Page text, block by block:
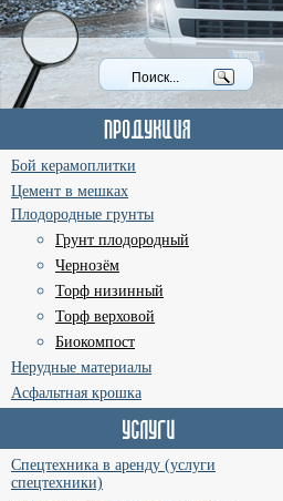
Бой керамоплитки
Цемент в мешках
Плодородные грунты
Грунт плодородный
Чернозём
Торф низинный
Торф верховой
Биокомпост
Нерудные материалы
Асфальтная крошка
Спецтехника в аренду (услуги
спецтехники)